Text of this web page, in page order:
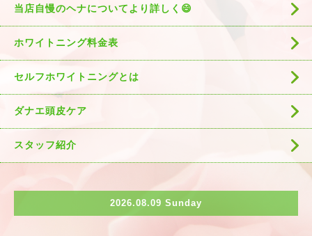
当店自慢のヘナについてより詳しく😄
ホワイトニング料金表
セルフホワイトニングとは
ダナエ頭皮ケア
スタッフ紹介
2026.08.09 Sunday